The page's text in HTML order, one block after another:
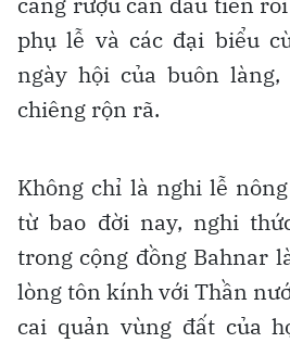
phụ lễ và các đại biểu
ngày hội của buôn
chiêng rộn rã.
Không chỉ là nghi lễ
từ bao đời nay, nghi
trong cộng đồng Bahnar
lòng tôn kính với Thần
cai quản vùng đất của